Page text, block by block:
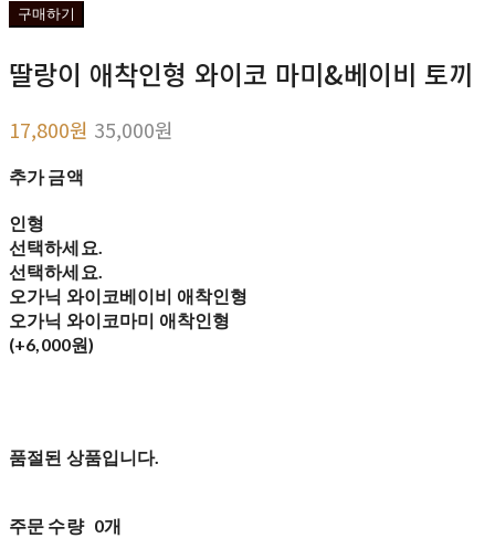
구매하기
딸랑이 애착인형 와이코 마미&베이비 토끼
17,800원 35,000원
추가 금액
인형
선택하세요.
선택하세요.
오가닉 와이코베이비 애착인형
오가닉 와이코마미 애착인형
(+6,000원)
품절된 상품입니다.
주문 수량 0개